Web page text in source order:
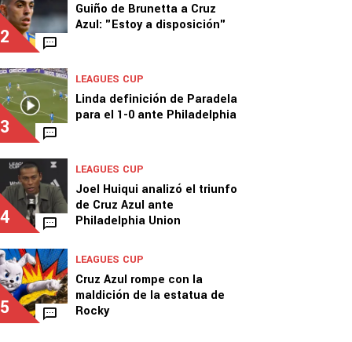
2
Guiño de Brunetta a Cruz
Azul: "Estoy a disposición"
3
LEAGUES CUP
Linda definición de Paradela
para el 1-0 ante Philadelphia
4
LEAGUES CUP
Joel Huiqui analizó el triunfo
de Cruz Azul ante
Philadelphia Union
5
LEAGUES CUP
Cruz Azul rompe con la
maldición de la estatua de
Rocky